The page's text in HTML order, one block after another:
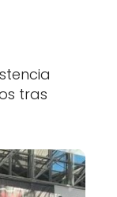
tras